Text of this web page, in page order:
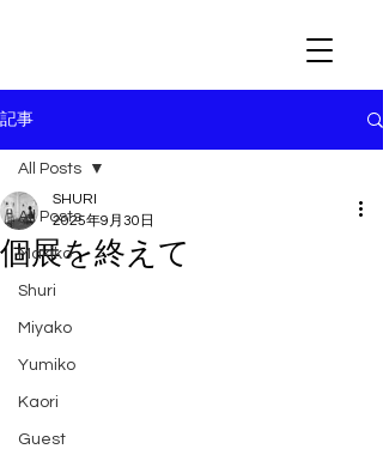
記事
All Posts
Makiko
Shuri
Miyako
Yumiko
Kaori
Guest
All Posts
個展を終えて
SHURI
2025年9月30日